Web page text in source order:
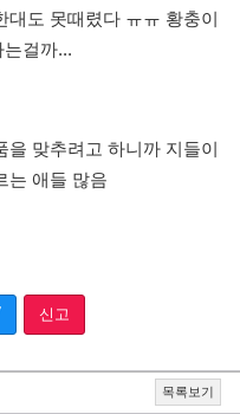
도 못때렸다 ㅠㅠ 황충이
걸까...
맞추려고 하니까 지들이
는 애들 많음
신고
목록보기